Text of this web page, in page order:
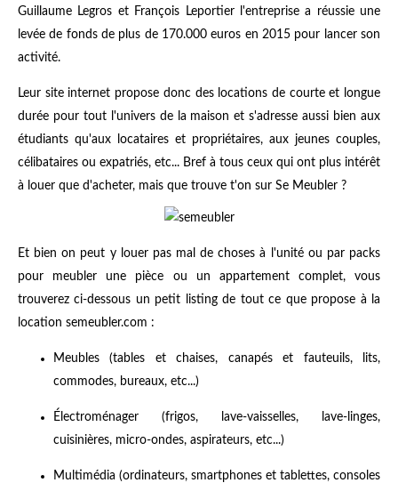
Guillaume Legros et François Leportier l'entreprise a réussie une
levée de fonds de plus de 170.000 euros en 2015 pour lancer son
activité.
Leur site internet propose donc des locations de courte et longue
durée pour tout l'univers de la maison et s'adresse aussi bien aux
étudiants qu'aux locataires et propriétaires, aux jeunes couples,
célibataires ou expatriés, etc... Bref à tous ceux qui ont plus intérêt
à louer que d'acheter, mais que trouve t'on sur Se Meubler ?
Et bien on peut y louer pas mal de choses à l'unité ou par packs
pour meubler une pièce ou un appartement complet, vous
trouverez ci-dessous un petit listing de tout ce que propose à la
location semeubler.com :
Meubles (tables et chaises, canapés et fauteuils, lits,
commodes, bureaux, etc...)
Électroménager (frigos, lave-vaisselles, lave-linges,
cuisinières, micro-ondes, aspirateurs, etc...)
Multimédia (ordinateurs, smartphones et tablettes, consoles